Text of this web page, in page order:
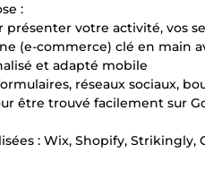
:
votre activité, vos
(e-commerce) clé en main
et adapté mobile
réseaux sociaux,
être trouvé facilement sur
: Wix, Shopify,